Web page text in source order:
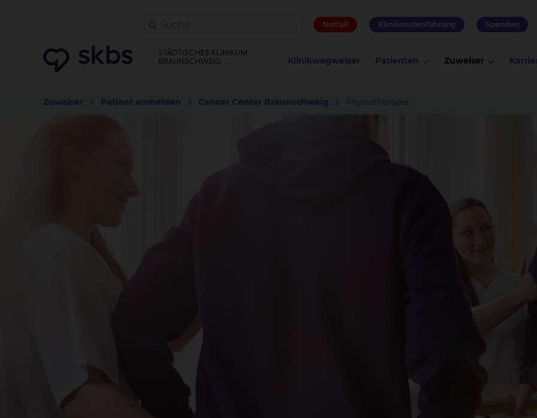
Notfall Klinikroutenführung Spenden
Klinikwegweiser Patienten Zuweiser
Zuweiser Patient anmelden Cancer Center Braunschweig Physiotherapie